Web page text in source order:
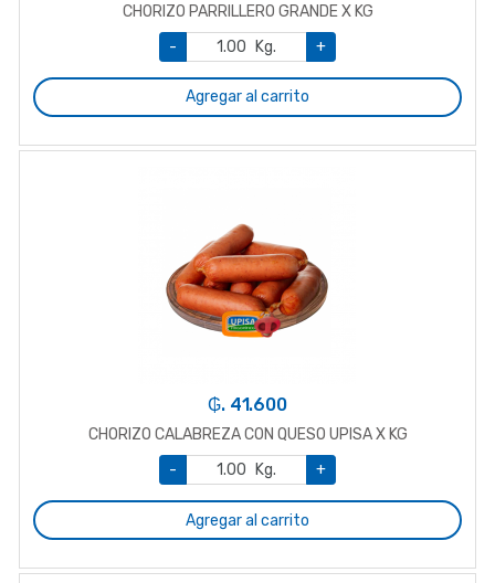
CHORIZO PARRILLERO GRANDE X KG
-
Kg. +
Agregar al carrito
₲. 41.600
CHORIZO CALABREZA CON QUESO UPISA X KG
-
Kg. +
Agregar al carrito